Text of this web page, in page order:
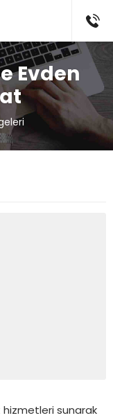
Evden
hizmetleri sunarak